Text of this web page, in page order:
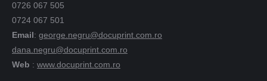
0726 067 505
0724 067 501
Email: george.negru@docuprint.com.ro
dana.negru@docuprint.com.ro
Web : www.docuprint.com.ro